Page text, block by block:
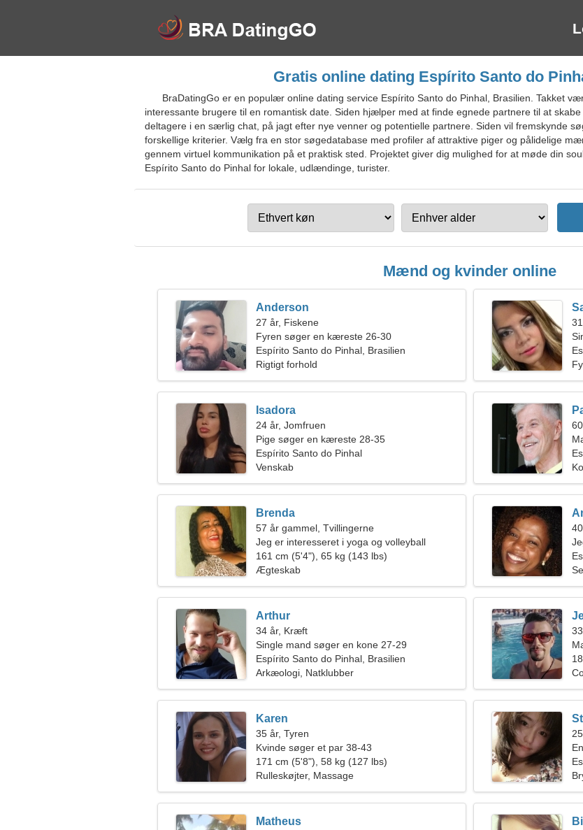
Gratis online dating Espírito Santo do
BraDatingGo er en populær online dating service Espírito Santo do Pinhal, Brasilien. Takket
interessante brugere til en romantisk date. Siden hjælper med at finde egnede partnere til at
deltagere i en særlig chat, på jagt efter nye venner og potentielle partnere. Siden vil fremskynde
forskellige kriterier. Vælg fra en stor søgedatabase med profiler af attraktive piger og pålidelige
gennem virtuel kommunikation på et praktisk sted. Projektet giver dig mulighed for at møde din
Espírito Santo do Pinhal for lokale, udlændinge, turister.
Mænd og kvinder online
Anderson
27 år, Fiskene
Fyren søger en kæreste 26-30
Espírito Santo do Pinhal, Brasilien
Rigtigt forhold
Isadora
24 år, Jomfruen
Pige søger en kæreste 28-35
Espírito Santo do Pinhal
Venskab
Brenda
57 år gammel, Tvillingerne
Jeg er interesseret i yoga og volleyball
161 cm (5'4"), 65 kg (143 lbs)
Ægteskab
tur
Arthur
34 år, Kræft
Single mand søger en kone 27-29
Espírito Santo do Pinhal, Brasilien
Arkæologi, Natklubber
Karen
35 år, Tyren
Kvinde søger et par 38-43
171 cm (5'8"), 58 kg (127 lbs)
Rulleskøjter, Massage
Matheus